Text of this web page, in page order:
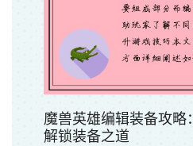
魔兽英雄编辑装备攻略：
解锁装备之道